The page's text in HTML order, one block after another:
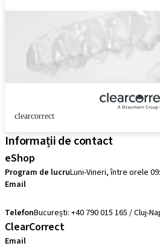
clearcorrect
Informații de contact
eShop
Program de lucruLuni-Vineri, între orele
Email
TelefonBucurești: +40 790 015 165 / Cluj-
ClearCorrect
Email